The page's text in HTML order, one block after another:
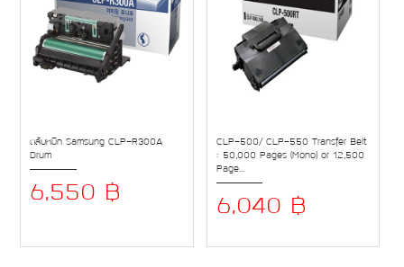
ตลับหมึก Samsung CLP-R300A
Drum
6,550 ฿
CLP-500/ CLP-550 Transfer Belt
: 50,000 Pages (Mono) or 12,500
Page...
6,040 ฿